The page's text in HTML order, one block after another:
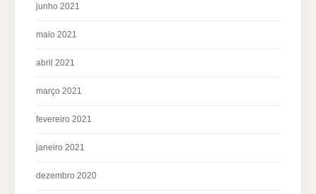
junho 2021
maio 2021
abril 2021
março 2021
fevereiro 2021
janeiro 2021
dezembro 2020